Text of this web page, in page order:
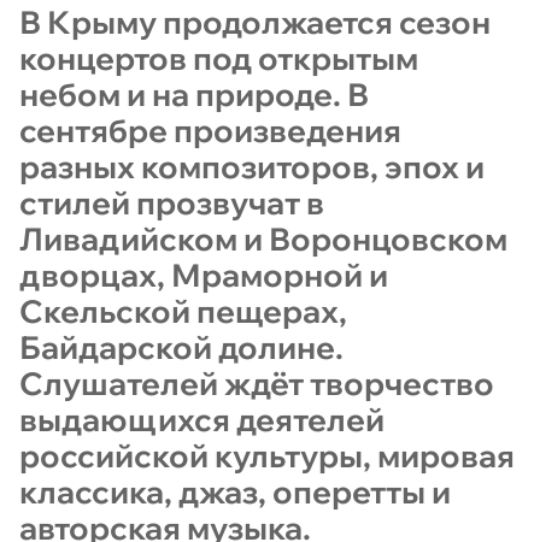
В Крыму продолжается сезон
концертов под открытым
небом и на природе. В
сентябре произведения
разных композиторов, эпох и
стилей прозвучат в
Ливадийском и Воронцовском
дворцах, Мраморной и
Скельской пещерах,
Байдарской долине.
Слушателей ждёт творчество
выдающихся деятелей
российской культуры, мировая
классика, джаз, оперетты и
авторская музыка.